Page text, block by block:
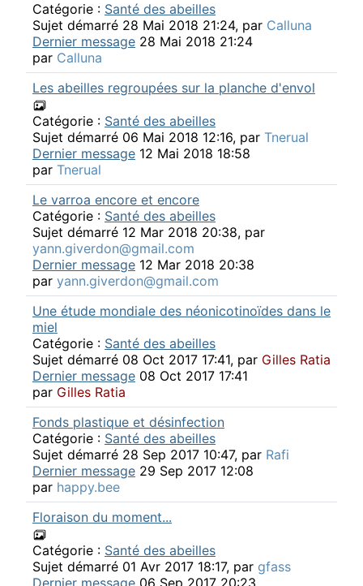
Catégorie : Santé des abeilles
Sujet démarré 28 Mai 2018 21:24, par Calluna
Dernier message 28 Mai 2018 21:24
par Calluna
Les abeilles regroupées sur la planche d'envol
Catégorie : Santé des abeilles
Sujet démarré 06 Mai 2018 12:16, par Tnerual
Dernier message 12 Mai 2018 18:58
par Tnerual
Le varroa encore et encore
Catégorie : Santé des abeilles
Sujet démarré 12 Mar 2018 20:38, par
yann.giverdon@gmail.com
Dernier message 12 Mar 2018 20:38
par yann.giverdon@gmail.com
Une étude mondiale des néonicotinoïdes dans le
miel
Catégorie : Santé des abeilles
Sujet démarré 08 Oct 2017 17:41, par Gilles Ratia
Dernier message 08 Oct 2017 17:41
par Gilles Ratia
Fonds plastique et désinfection
Catégorie : Santé des abeilles
Sujet démarré 28 Sep 2017 10:47, par Rafi
Dernier message 29 Sep 2017 12:08
par happy.bee
Floraison du moment...
Catégorie : Santé des abeilles
Sujet démarré 01 Avr 2017 18:17, par gfass